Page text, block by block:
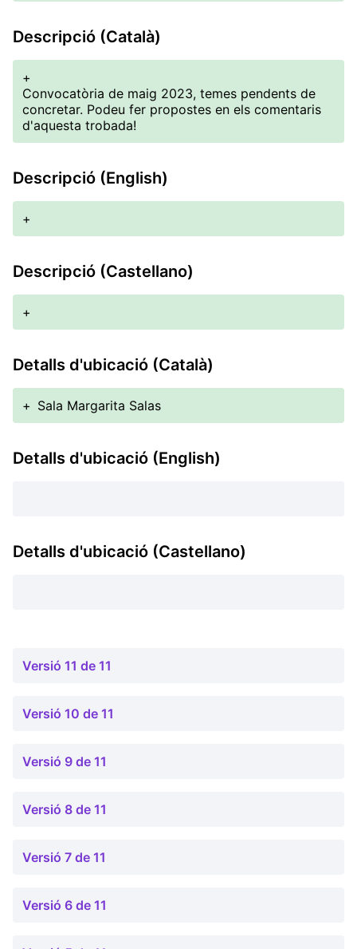
Descripció (Català)
+
Convocatòria de maig 2023, temes pendents de
concretar. Podeu fer propostes en els comentaris
d'aquesta trobada!
Descripció (English)
+
Descripció (Castellano)
+
Detalls d'ubicació (Català)
+ Sala Margarita Salas
Detalls d'ubicació (English)
Detalls d'ubicació (Castellano)
Versió 11 de 11
Versió 10 de 11
Versió 9 de 11
Versió 8 de 11
Versió 7 de 11
Versió 6 de 11